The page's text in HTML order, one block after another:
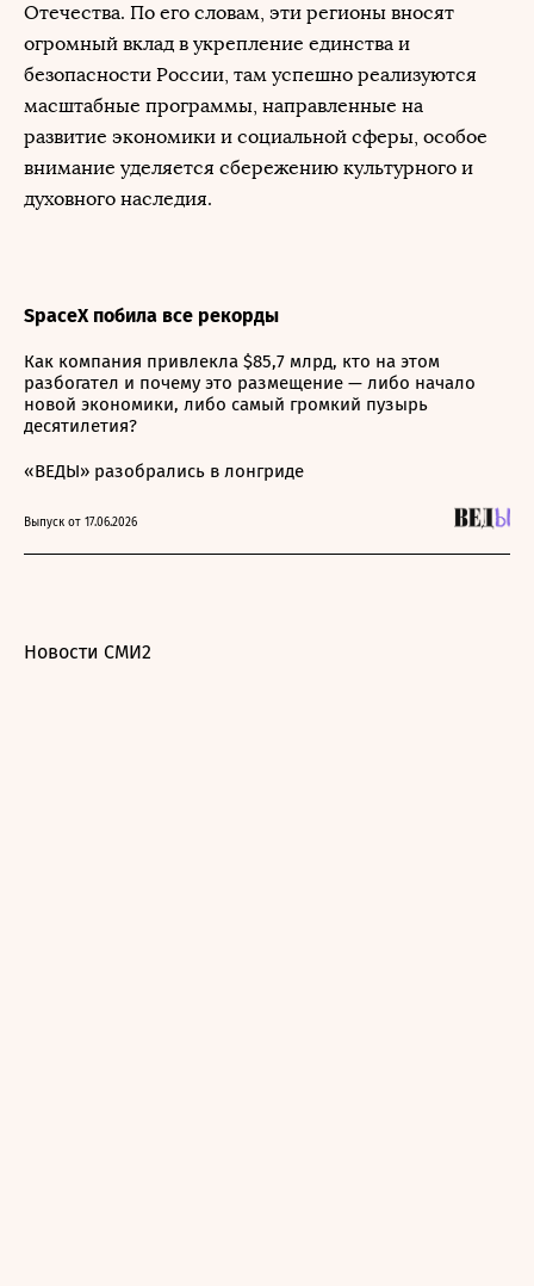
Отечества. По его словам, эти регионы вносят
огромный вклад в укрепление единства и
безопасности России, там успешно реализуются
масштабные программы, направленные на
развитие экономики и социальной сферы, особое
внимание уделяется сбережению культурного и
духовного наследия.
SpaceX побила все рекорды
Как компания привлекла $85,7 млрд, кто на этом
разбогател и почему это размещение — либо начало
новой экономики, либо самый громкий пузырь
десятилетия?
«ВЕДЫ» разобрались в лонгриде
Выпуск от 17.06.2026
Новости СМИ2